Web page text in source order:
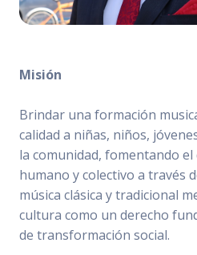
Misión
Brindar una formación
calidad a niñas, niños,
la comunidad, fomentando
humano y colectivo a través
música clásica y tradicional
cultura como un derecho
de transformación social.